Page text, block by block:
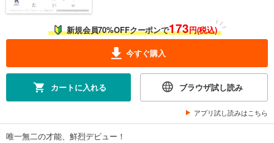
新規会員70%OFFクーポンで173円(税込)
今すぐ購入
カートに入れる ブラウザ試し読み
アプリ試し読みはこちら
唯一無二の才能、鮮烈デビュー！